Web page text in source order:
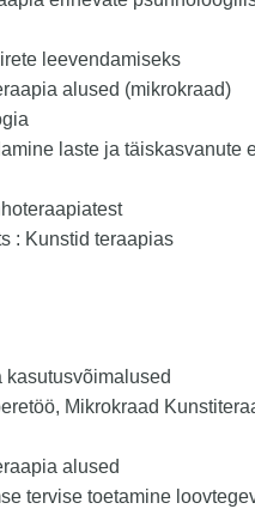
leevendamiseks
alused (mikrokraad)
laste ja täiskasvanute
: Kunstid teraapias
Mikrokraad
alused
toetamine